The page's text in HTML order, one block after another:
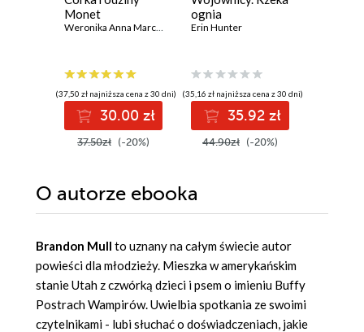
Monet
Weronika Anna Marczak
(37,50 zł najniższa cena z 30 dni)
30.00 zł
37.50zł (-20%)
ognia
Erin Hunter
(35,16 zł najniższa cena z 30 dni)
35.92 zł
44.90zł (-20%)
O autorze ebooka
Brandon Mull to uznany na całym świecie autor
powieści dla młodzieży. Mieszka w amerykańskim
stanie Utah z czwórką dzieci i psem o imieniu Buffy
Postrach Wampirów. Uwielbia spotkania ze swoimi
czytelnikami - lubi słuchać o doświadczeniach, jakie